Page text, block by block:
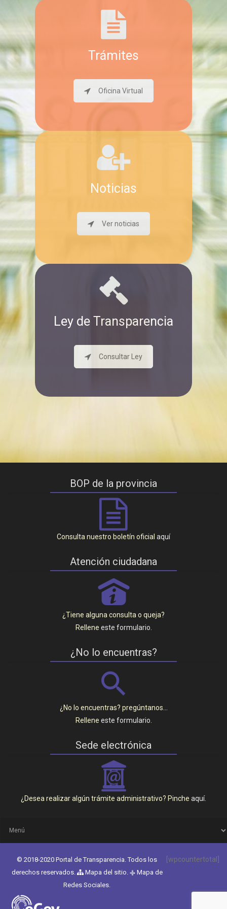
Trámites
Oficina Virtual
Noticias
Ver noticias
Ley de Transparencia
Consultar Ley
BOP de la provincia
Consulta nuestro boletín oficial aquí
Atención ciudadana
P
¿Tiene alguna consulta o queja?
Rellene este formulario
¿No lo encuentras?
¿No lo encuentras? pregúntanos…
Rellene este formulario
Sede electrónica
_
¿Desea realizar algún trámite administrativo? Pinche aquí.
© 2018-2020 Portal de Transparencia. Todos los
derechos reservados.
Mapa del sitio q Mapa de
Redes Sociales
[wpcountertotal]